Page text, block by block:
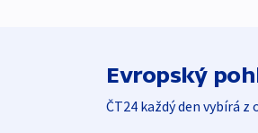
Evropský
ČT24 každý den vybírá